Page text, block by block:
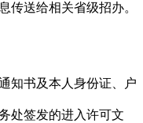
传送给相关省级招办。
书及本人身份证、户
处签发的进入许可文